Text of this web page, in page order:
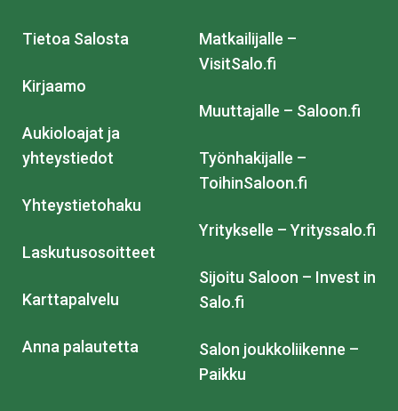
Tietoa Salosta
Kirjaamo
Aukioloajat ja
yhteystiedot
Yhteystietohaku
Laskutusosoitteet
Karttapalvelu
Anna palautetta
Matkailijalle –
VisitSalo.fi
Muuttajalle – Saloon.fi
Työnhakijalle –
ToihinSaloon.fi
Yritykselle – Yrityssalo.fi
Sijoitu Saloon – Invest in
Salo.fi
Salon joukkoliikenne –
Paikku